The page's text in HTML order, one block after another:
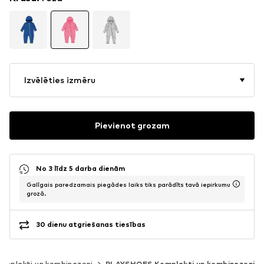
Izvēlēties izmēru
Pievienot grozam
No 3 līdz 5 darba dienām
Galīgais paredzamais piegādes laiks tiks parādīts tavā iepirkumu
grozā.
30 dienu atgriešanas tiesības